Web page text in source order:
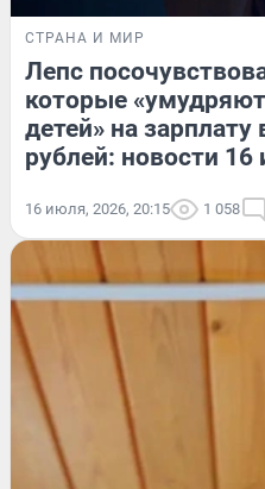
СТРАНА И МИР
Лепс
которые
детей» на
рублей: новости 16
16 июля, 2026, 20:15 1 058